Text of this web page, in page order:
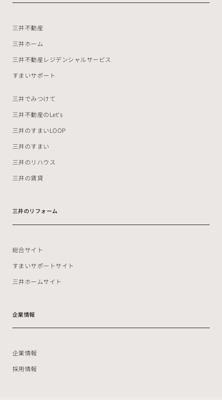
三井不動産
三井ホーム
三井不動産レジデンシャルサービス
すまいサポート
三井でみつけて
三井不動産のLet‘s
三井のすまいLOOP
三井のすまい
三井のリハウス
三井の賃貸
三井のリフォーム
総合サイト
すまいサポートサイト
三井ホームサイト
企業情報
企業情報
採用情報